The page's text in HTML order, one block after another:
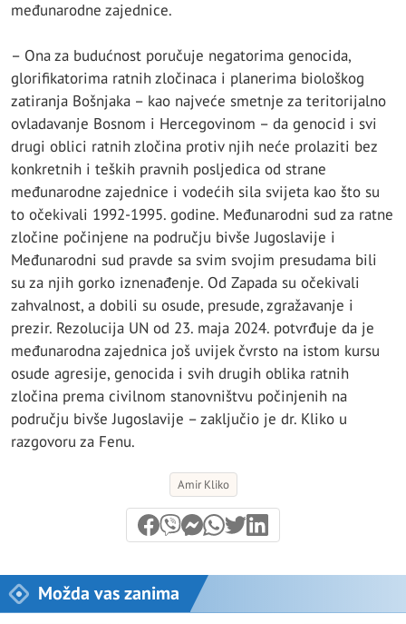
međunarodne zajednice.
– Ona za budućnost poručuje negatorima genocida,
glorifikatorima ratnih zločinaca i planerima biološkog
zatiranja Bošnjaka – kao najveće smetnje za teritorijalno
ovladavanje Bosnom i Hercegovinom – da genocid i svi
drugi oblici ratnih zločina protiv njih neće prolaziti bez
konkretnih i teških pravnih posljedica od strane
međunarodne zajednice i vodećih sila svijeta kao što su
to očekivali 1992-1995. godine. Međunarodni sud za ratne
zločine počinjene na području bivše Jugoslavije i
Međunarodni sud pravde sa svim svojim presudama bili
su za njih gorko iznenađenje. Od Zapada su očekivali
zahvalnost, a dobili su osude, presude, zgražavanje i
prezir. Rezolucija UN od 23. maja 2024. potvrđuje da je
međunarodna zajednica još uvijek čvrsto na istom kursu
osude agresije, genocida i svih drugih oblika ratnih
zločina prema civilnom stanovništvu počinjenih na
području bivše Jugoslavije – zaključio je dr. Kliko u
razgovoru za Fenu.
Amir Kliko
Možda vas zanima